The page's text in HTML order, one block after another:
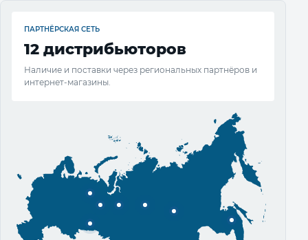
ПАРТНЁРСКАЯ СЕТЬ
12 дистрибьюторов
Наличие и поставки через региональных партнёров и
интернет-магазины.